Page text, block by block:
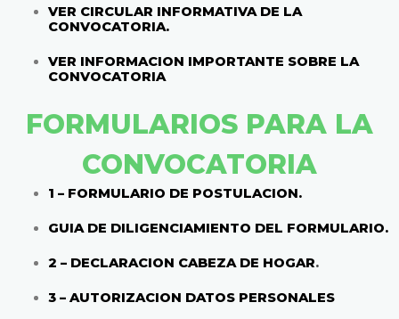
VER CIRCULAR INFORMATIVA DE LA
CONVOCATORIA.
VER INFORMACION IMPORTANTE SOBRE LA
CONVOCATORIA
FORMULARIOS PARA LA
CONVOCATORIA
1 – FORMULARIO DE POSTULACION.
GUIA DE DILIGENCIAMIENTO DEL FORMULARIO.
2 – DECLARACION CABEZA DE HOGAR.
3 – AUTORIZACION DATOS PERSONALES